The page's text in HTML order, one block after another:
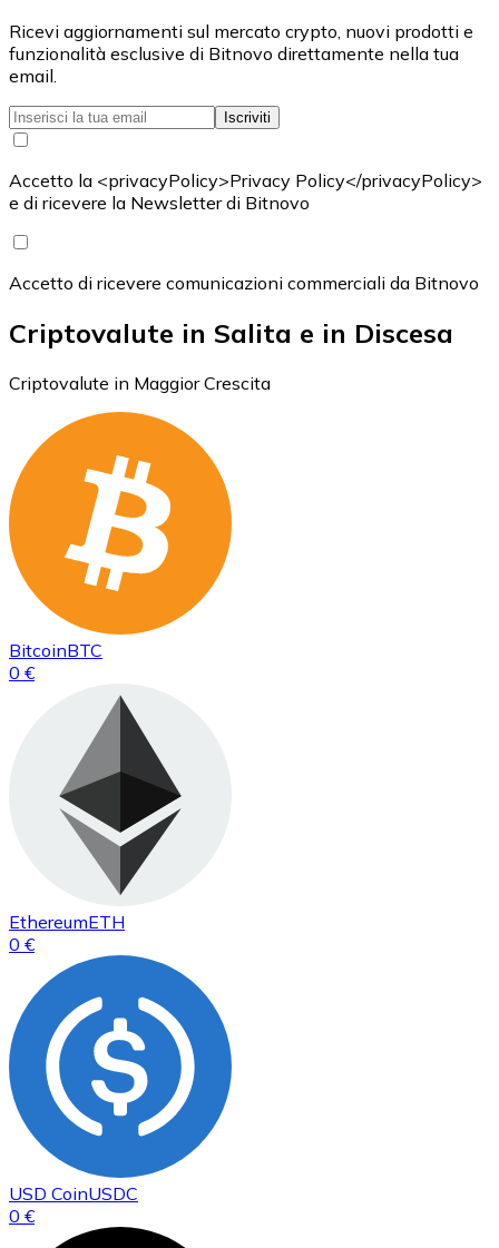
Ricevi aggiornamenti sul mercato crypto, nuovi prodotti e
funzionalità esclusive di Bitnovo direttamente nella tua
email.
Iscriviti
Accetto la <privacyPolicy>Privacy Policy</privacyPolicy>
e di ricevere la Newsletter di Bitnovo
Accetto di ricevere comunicazioni commerciali da Bitnovo
Criptovalute in Salita e in Discesa
Criptovalute in Maggior Crescita
BitcoinBTC
0 €
EthereumETH
0 €
USD CoinUSDC
0 €